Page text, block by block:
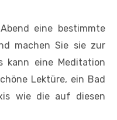
eine bestimmte
machen Sie sie zur
kann eine Meditation
Lektüre, ein Bad
wie die auf diesen